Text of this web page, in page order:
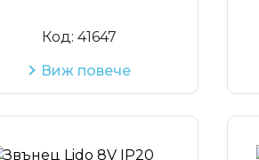
Код: 41647
Виж повече